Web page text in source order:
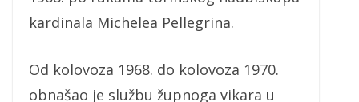
kardinala Michelea Pellegrina.
Od kolovoza 1968. do kolovoza 1970.
obnašao je službu župnoga vikara u